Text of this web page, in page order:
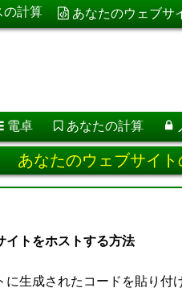
の計算 あなたのウェブサ
電卓 あなたの計算
あなたのウェブサイ
イトをホストする方法
に生成されたコードを貼り付